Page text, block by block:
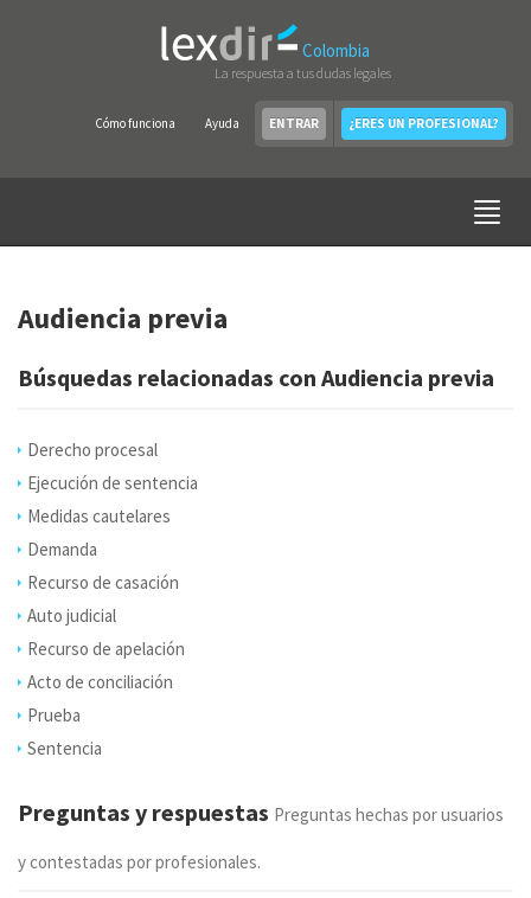
Colombia
La respuesta a tus dudas legales
Cómo funciona Ayuda ENTRAR ¿ERES UN PROFESIONAL?
Audiencia previa
Búsquedas relacionadas con Audiencia previa
Derecho procesal
Ejecución de sentencia
Medidas cautelares
Demanda
Recurso de casación
Auto judicial
Recurso de apelación
Acto de conciliación
Prueba
Sentencia
Preguntas y respuestas Preguntas hechas por usuarios
y contestadas por profesionales.